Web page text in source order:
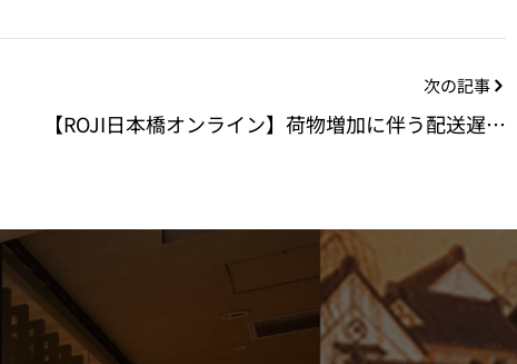
次の記事
【ROJI日本橋オンライン】荷物増加に伴う配送遅延